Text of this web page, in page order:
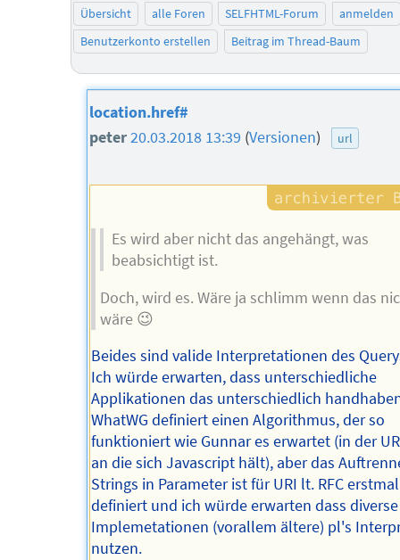
Übersicht alle Foren SELFHTML-Forum
anmelden
Benutzerkonto erstellen
Beitrag im Thread-Baum
location.href#
peter20.03.2018 13:39 (Versionen) url
Es wird aber nicht das angehängt, was
beabsichtigt ist.
Doch, wird es. Wäre ja schlimm wenn das
wäre 😉
Beides sind valide Interpretationen des
Ich würde erwarten, dass unterschiedliche
Applikationen das unterschiedlich
WhatWG definiert einen Algorithmus, der so
funktioniert wie Gunnar es erwartet (in der
an die sich Javascript hält), aber das
Strings in Parameter ist für URI lt. RFC
definiert und ich würde erwarten dass diverse
Implemetationen (vorallem ältere) pl's
nutzen.